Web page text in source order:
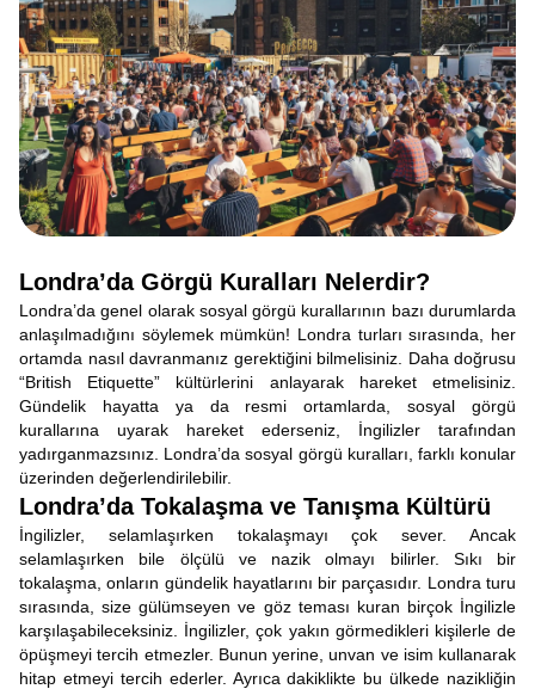
Londra’da Görgü Kuralları Nelerdir?
Londra’da genel olarak sosyal görgü kurallarının bazı durumlarda
anlaşılmadığını söylemek mümkün! Londra turları sırasında, her
ortamda nasıl davranmanız gerektiğini bilmelisiniz. Daha doğrusu
“British Etiquette” kültürlerini anlayarak hareket etmelisiniz.
Gündelik hayatta ya da resmi ortamlarda, sosyal görgü
kurallarına uyarak hareket ederseniz, İngilizler tarafından
yadırganmazsınız. Londra’da sosyal görgü kuralları, farklı konular
üzerinden değerlendirilebilir.
Londra’da Tokalaşma ve Tanışma Kültürü
İngilizler, selamlaşırken tokalaşmayı çok sever. Ancak
selamlaşırken bile ölçülü ve nazik olmayı bilirler. Sıkı bir
tokalaşma, onların gündelik hayatlarını bir parçasıdır. Londra turu
sırasında, size gülümseyen ve göz teması kuran birçok İngilizle
karşılaşabileceksiniz. İngilizler, çok yakın görmedikleri kişilerle de
öpüşmeyi tercih etmezler. Bunun yerine, unvan ve isim kullanarak
hitap etmeyi tercih ederler. Ayrıca dakiklikte bu ülkede nazikliğin